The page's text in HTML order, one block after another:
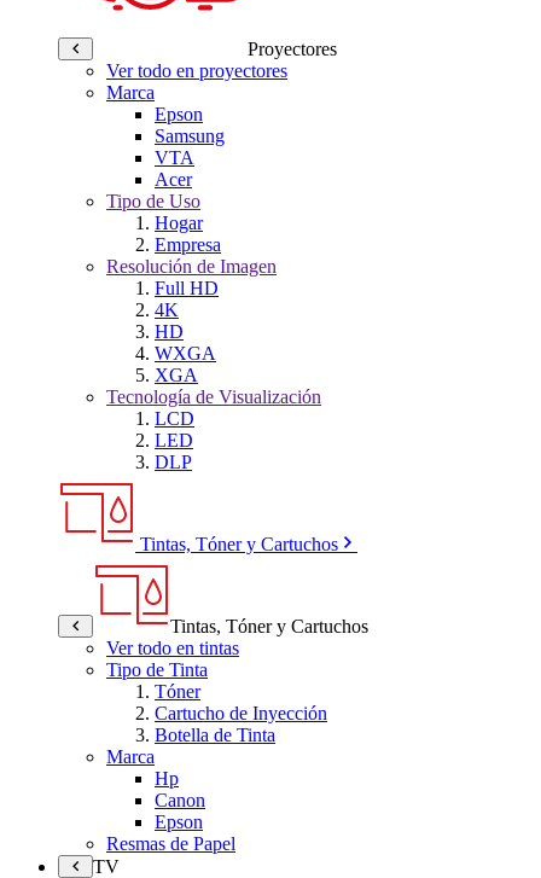
Proyectores
Ver todo en proyectores
Marca
Epson
Samsung
VTA
Acer
Tipo de Uso
Hogar
Empresa
Resolución de Imagen
Full HD
4K
HD
WXGA
XGA
Tecnología de Visualización
LCD
LED
DLP
Tintas, Tóner y Cartuchos
Tintas, Tóner y Cartuchos
Ver todo en tintas
Tipo de Tinta
Tóner
Cartucho de Inyección
Botella de Tinta
Marca
Hp
Canon
Epson
Resmas de Papel
TV